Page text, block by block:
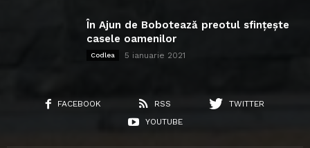
În Ajun de Bobotează preotul sfințește
casele oamenilor
Codlea 5 ianuarie 2021
FACEBOOK RSS
TWITTER
YOUTUBE